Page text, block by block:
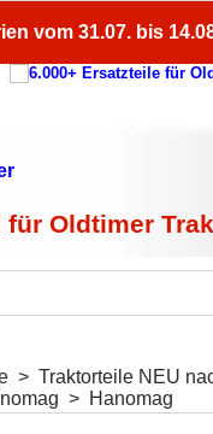
vom 31.07. bis
Oldtimer
> Traktorteile NEU
> Hanomag